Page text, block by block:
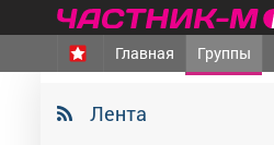
Главная Группы
Лента